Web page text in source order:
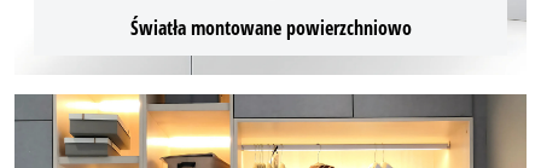
Światła montowane powierzchniowo